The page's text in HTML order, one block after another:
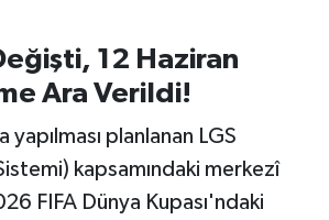
12 Haziran
Ara Verildi!
planlanan LGS
kapsamındaki merkezî
FIFA Dünya Kupası'ndaki